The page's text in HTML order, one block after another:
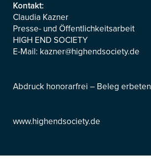
Kontakt:
Claudia Kazner
Presse- und Öffentlichkeitsarbeit
HIGH END SOCIETY
E-Mail: kazner@highendsociety.de
Abdruck honorarfrei – Beleg erbeten
www.highendsociety.de